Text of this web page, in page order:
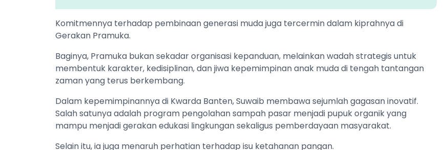
Komitmennya terhadap pembinaan generasi muda juga tercermin dalam kiprahnya di
Gerakan Pramuka.
Baginya, Pramuka bukan sekadar organisasi kepanduan, melainkan wadah strategis untuk
membentuk karakter, kedisiplinan, dan jiwa kepemimpinan anak muda di tengah tantangan
zaman yang terus berkembang.
Dalam kepemimpinannya di Kwarda Banten, Suwaib membawa sejumlah gagasan inovatif.
Salah satunya adalah program pengolahan sampah pasar menjadi pupuk organik yang
mampu menjadi gerakan edukasi lingkungan sekaligus pemberdayaan masyarakat.
Selain itu, ia juga menaruh perhatian terhadap isu ketahanan pangan.